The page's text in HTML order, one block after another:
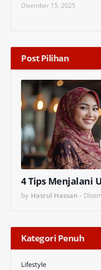
Disember 15, 2025
Post Pilihan
4 Tips Menjalani
by Hasrul Hassan -
Kategori Penuh
Lifestyle